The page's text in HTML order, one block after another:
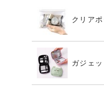
クリア
ガジェ